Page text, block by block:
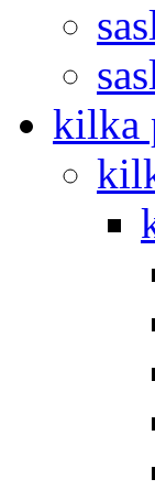
kilka